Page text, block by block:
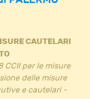
CAUTELARI
CCII per le misure
delle misure
e cautelari -